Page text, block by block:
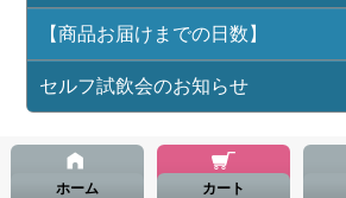
【商品お届けまでの日数】
セルフ試飲会のお知らせ
ホーム カート